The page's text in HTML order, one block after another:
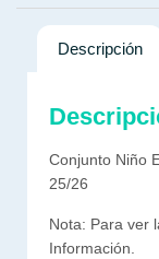
Descripción
Conjunto Niño
25/26
Nota: Para ver
Información.